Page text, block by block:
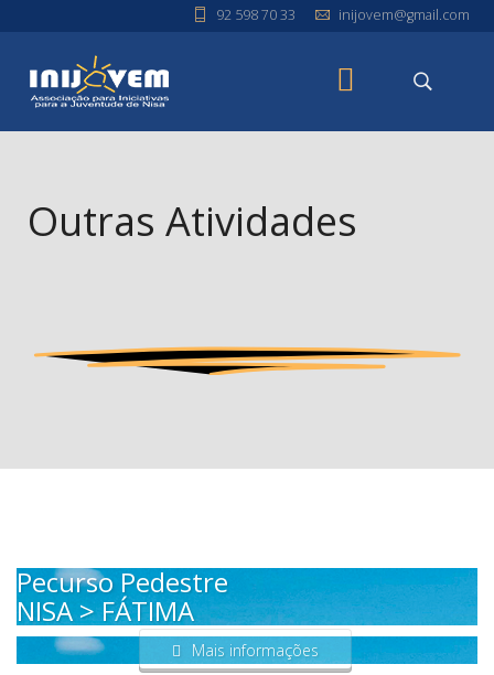
92 598 70 33 inijovem@gmail.com
Outras Atividades
Pecurso Pedestre
NISA > FÁTIMA
Mais informações